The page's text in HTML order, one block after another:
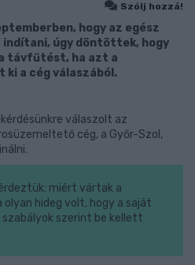
Szólj hozzá!
hogy az egész
úgy döntöttek, hogy
távfűtést, ha azt a
ki a cég válaszából.
válaszolt az
cég, a Győr-Szol,
miért vártak a
hideg volt, hogy a saját
szerint be kellett